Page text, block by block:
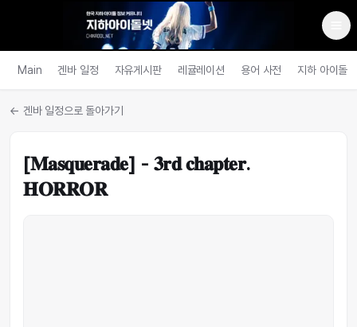
Main 겐바 일정 자유게시판 레귤레이션 용어 사전 지하 아이돌
← 겐바 일정으로 돌아가기
[𝐌𝐚𝐬𝐪𝐮𝐞𝐫𝐚𝐝𝐞] - 𝟑𝐫𝐝 𝐜𝐡𝐚𝐩𝐭𝐞𝐫.
𝐇𝐎𝐑𝐑𝐎𝐑